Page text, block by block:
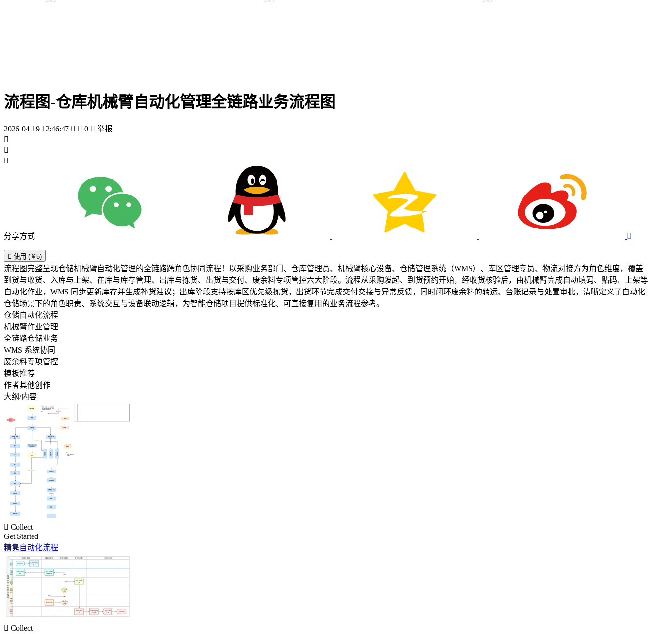
流程图-仓库机械臂自动化管理全链路业务流程图
2026-04-19 12:46:47   0  举报



分享方式 
 使用 (￥5)
流程图完整呈现仓储机械臂自动化管理的全链路跨角色协同流程！以采购业务部门、仓库管理员、机械臂核心设备、仓储管理系统（WMS）、库区管理专员、物流对接方为角色维度，覆盖
到货与收货、入库与上架、在库与库存管理、出库与拣货、出货与交付、废余料专项管控六大阶段。流程从采购发起、到货预约开始，经收货核验后，由机械臂完成自动填码、贴码、上架等
自动化作业，WMS 同步更新库存并生成补货建议；出库阶段支持按库区优先级拣货，出货环节完成交付交接与异常反馈，同时闭环废余料的转运、台账记录与处置审批，清晰定义了自动化
仓储场景下的角色职责、系统交互与设备联动逻辑，为智能仓储项目提供标准化、可直接复用的业务流程参考。
仓储自动化流程
机械臂作业管理
全链路仓储业务
WMS 系统协同
废余料专项管控
模板推荐
作者其他创作
大纲/内容
 Collect
Get Started
精隽自动化流程
 Collect